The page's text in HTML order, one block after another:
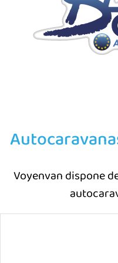
Voyenvan dispone